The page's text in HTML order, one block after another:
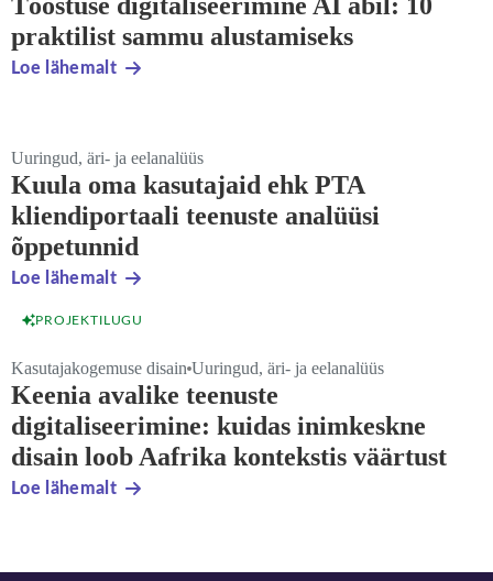
praktilist sammu alustamiseks
Loe lähemalt
Uuringud, äri- ja eelanalüüs
Kuula oma kasutajaid ehk PTA
kliendiportaali teenuste analüüsi
õppetunnid
Loe lähemalt
PROJEKTILUGU
Kasutajakogemuse disain Uuringud, äri- ja eelanalüüs
Keenia avalike teenuste
digitaliseerimine: kuidas inimkeskne
disain loob Aafrika kontekstis väärtust
Loe lähemalt